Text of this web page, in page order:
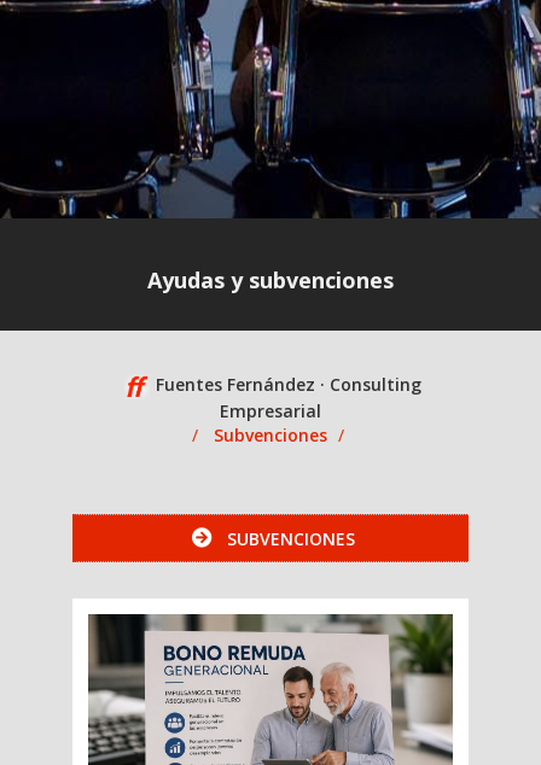
Ayudas y subvenciones
Fuentes Fernández · Consulting
Empresarial
Subvenciones
SUBVENCIONES